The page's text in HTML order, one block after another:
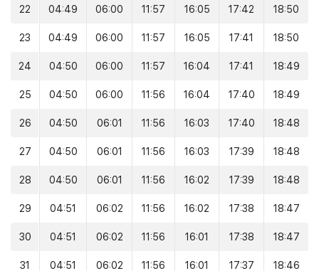
22 04:49 06:00 11:57 16:05 17:42 18:50
23 04:49 06:00 11:57 16:05 17:41 18:50
24 04:50 06:00 11:57 16:04 17:41 18:49
25 04:50 06:00 11:56 16:04 17:40 18:49
26 04:50 06:01 11:56 16:03 17:40 18:48
27 04:50 06:01 11:56 16:03 17:39 18:48
28 04:50 06:01 11:56 16:02 17:39 18:48
29 04:51 06:02 11:56 16:02 17:38 18:47
30 04:51 06:02 11:56 16:01 17:38 18:47
31 04:51 06:02 11:56 16:01 17:37 18:46